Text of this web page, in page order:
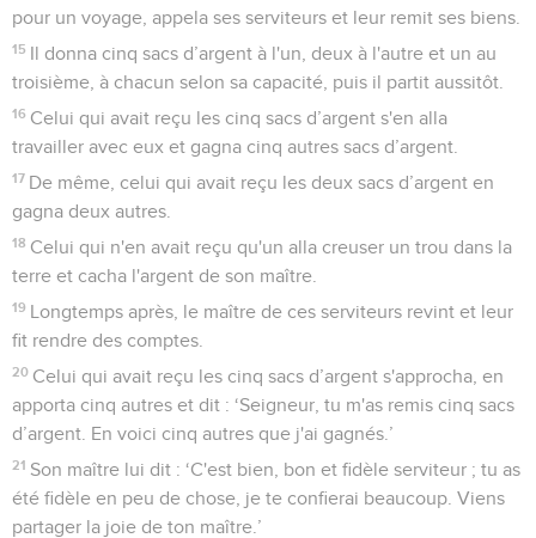
pour un voyage, appela ses serviteurs et leur remit ses biens.
15 Il donna cinq sacs d’argent à l'un, deux à l'autre et un au
troisième, à chacun selon sa capacité, puis il partit aussitôt.
16 Celui qui avait reçu les cinq sacs d’argent s'en alla
travailler avec eux et gagna cinq autres sacs d’argent.
17 De même, celui qui avait reçu les deux sacs d’argent en
gagna deux autres.
18 Celui qui n'en avait reçu qu'un alla creuser un trou dans la
terre et cacha l'argent de son maître.
19 Longtemps après, le maître de ces serviteurs revint et leur
fit rendre des comptes.
20 Celui qui avait reçu les cinq sacs d’argent s'approcha, en
apporta cinq autres et dit : ‘Seigneur, tu m'as remis cinq sacs
d’argent. En voici cinq autres que j'ai gagnés.’
21 Son maître lui dit : ‘C'est bien, bon et fidèle serviteur ; tu as
été fidèle en peu de chose, je te confierai beaucoup. Viens
partager la joie de ton maître.’